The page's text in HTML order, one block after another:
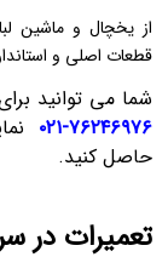
از یخچال و ماشین
قطعات اصلی و
شما می توانید
۷۶۲۴۶۹۷۶-۰۲۱
حاصل کنید.
تعمیرات در